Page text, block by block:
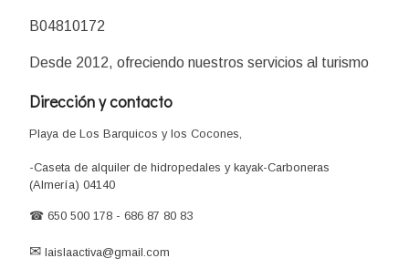
B04810172
Desde 2012, ofreciendo nuestros servicios al turismo
Dirección y contacto
Playa de Los Barquicos y los Cocones,
-Caseta de alquiler de hidropedales y kayak-Carboneras
(Almería) 04140
☎ 650 500 178 - 686 87 80 83
✉ laislaactiva@gmail.com